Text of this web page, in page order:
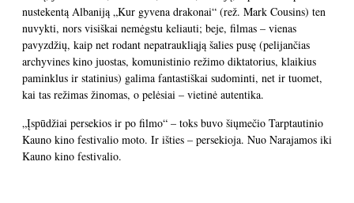
nustekentą Albaniją „Kur gyvena drakonai“ (rež. Mark Cousins) ten
nuvykti, nors visiškai nemėgstu keliauti; beje, filmas – vienas
pavyzdžių, kaip net rodant nepatraukliąją šalies pusę (pelijančias
archyvines kino juostas, komunistinio režimo diktatorius, klaikius
paminklus ir statinius) galima fantastiškai sudominti, net ir tuomet,
kai tas režimas žinomas, o pelėsiai – vietinė autentika.
„Įspūdžiai persekios ir po filmo“ – toks buvo šiųmečio Tarptautinio
Kauno kino festivalio moto. Ir išties – persekioja. Nuo Narajamos iki
Kauno kino festivalio.